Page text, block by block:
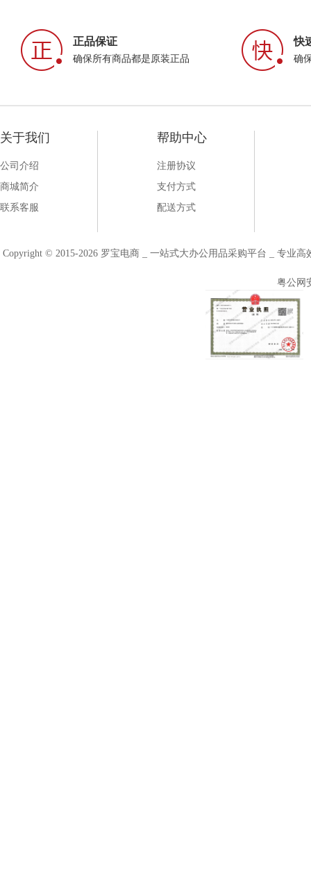
正品保证
确保所有商品都是原装正品
快
确
关于我们
公司介绍
商城简介
联系客服
帮助中心
注册协议
支付方式
配送方式
Copyright © 2015-2026 罗宝电商 _ 一站式大办公用品采购平台 _ 专业
粤公网